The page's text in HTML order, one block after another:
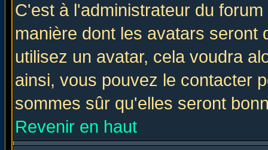
C'est à l'administrateur du
manière dont les avatars seront
utilisez un avatar, cela voudra
ainsi, vous pouvez le contacter
sommes sûr qu'elles seront
Revenir en haut